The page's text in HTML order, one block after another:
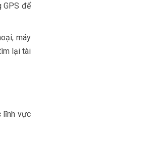
GPS để
máy
lại tài
lĩnh vực